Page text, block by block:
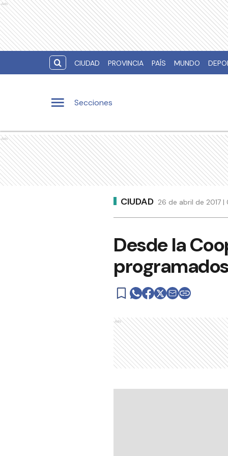
Ads
CIUDAD PROVINCIA PAÍS MUNDO
Secciones
Ads
CIUDAD 26 de abril de 2017
Desde la
Ads